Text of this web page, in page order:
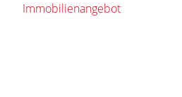
Immobilienangebot